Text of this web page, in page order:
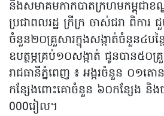
និងសមាគមកាកបាតក្រហមកម្ពុជា
ប្រជាពលរដ្ឋ ក្រីក្រ ចាស់ជរា ពិការ
ចំនួន២០គ្រួសារក្នុងសង្កាត់ចំនួន៤បន្
ឧបត្ថម្ភគ្រប់១០សង្កាត់ ជូនបាន៥០
រាជធានីភ្នំពេញ ៖ អង្ករចំនួន ០១តោន
កន្សែងពោះគោចំនួន ៦០កន្សែង និ
000រៀល។